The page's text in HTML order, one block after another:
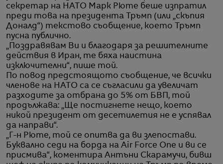
секретар на НАТО Марк Рюте беше изпратил
преди това на президента Тръмп (или „скъпия
Доналд“) текстово съобщение, което Тръмп
пусна публично.
„Поздравявам Ви и благодаря за решителните
действия в Иран, те бяха наистина
изключителни“, пише той.
По повод предстоящото съобщение, че всички
членове на НАТО са се съгласили да увеличат
разходите за отбрана до 5% от БВП, той
продължава: „Ще постигнете нещо, което
никой президент от десетилетия не е успявал
да направи“.
„Г-н Рюте, той се опитва да ви злепостави.
Буквално седи на борда на Air Force One и ви се
присмива“, коментира Антъни Скарамучи, бивш